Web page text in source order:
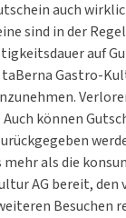
auch
sind in der
auf
Gastro-
können
mehr als die
AG bereit, den
Besuchen